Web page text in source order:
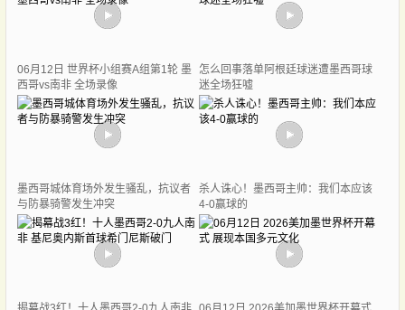
06月12日 世界杯小组赛A组第1轮 墨
西哥vs南非 全场录像
怎么回事落单阿根廷球迷遭墨西哥球
迷全场狂嘘
墨西哥城体育场外发生骚乱，抗议者
与防暴骑警发生冲突
杀人诛心！墨西哥主帅：我们本应该
4-0赢球的